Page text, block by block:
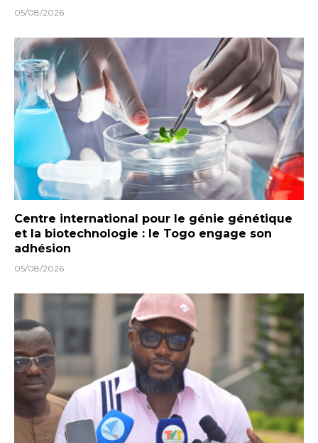
05/08/2026
Centre international pour le génie génétique
et la biotechnologie : le Togo engage son
adhésion
05/08/2026